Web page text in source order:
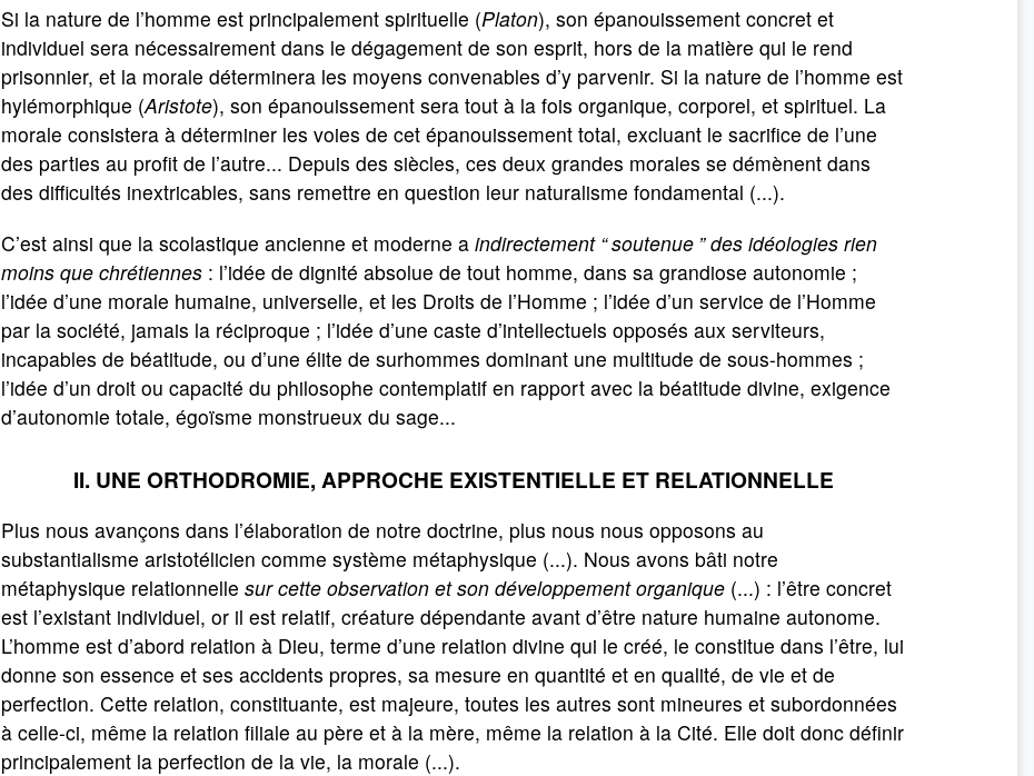
Si la nature de l’homme est principalement spirituelle (Platon), son épanouissement concret et
individuel sera nécessairement dans le dégagement de son esprit, hors de la matière qui le rend
prisonnier, et la morale déterminera les moyens convenables d’y parvenir. Si la nature de l’homme est
hylémorphique (Aristote), son épanouissement sera tout à la fois organique, corporel, et spirituel. La
morale consistera à déterminer les voies de cet épanouissement total, excluant le sacrifice de l’une
des parties au profit de l’autre... Depuis des siècles, ces deux grandes morales se démènent dans
des difficultés inextricables, sans remettre en question leur naturalisme fondamental (...).
C’est ainsi que la scolastique ancienne et moderne a indirectement “soutenue ” des idéologies rien
moins que chrétiennes : l’idée de dignité absolue de tout homme, dans sa grandiose autonomie ;
l’idée d’une morale humaine, universelle, et les Droits de l’Homme ; l’idée d’un service de l’Homme
par la société, jamais la réciproque ; l’idée d’une caste d’intellectuels opposés aux serviteurs,
incapables de béatitude, ou d’une élite de surhommes dominant une multitude de sous-hommes ;
l’idée d’un droit ou capacité du philosophe contemplatif en rapport avec la béatitude divine, exigence
d’autonomie totale, égoïsme monstrueux du sage...
II. UNE ORTHODROMIE, APPROCHE EXISTENTIELLE ET RELATIONNELLE
Plus nous avançons dans l’élaboration de notre doctrine, plus nous nous opposons au
substantialisme aristotélicien comme système métaphysique (...). Nous avons bâti notre
métaphysique relationnelle sur cette observation et son développement organique (...) : l’être concret
est l’existant individuel, or il est relatif, créature dépendante avant d’être nature humaine autonome.
L’homme est d’abord relation à Dieu, terme d’une relation divine qui le créé, le constitue dans l’être, lui
donne son essence et ses accidents propres, sa mesure en quantité et en qualité, de vie et de
perfection. Cette relation, constituante, est majeure, toutes les autres sont mineures et subordonnées
à celle-ci, même la relation filiale au père et à la mère, même la relation à la Cité. Elle doit donc définir
principalement la perfection de la vie, la morale (...).